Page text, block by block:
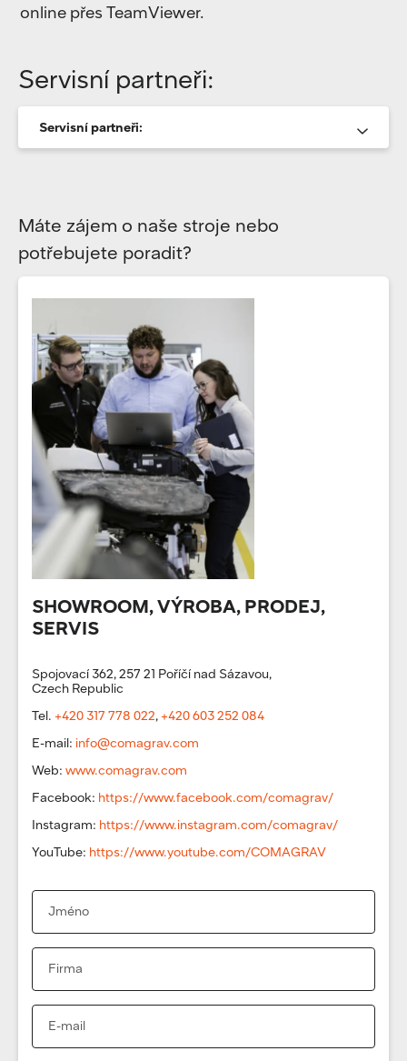
online přes TeamViewer.
Servisní partneři:
Servisní partneři:
Máte zájem o naše stroje nebo
potřebujete poradit?
SHOWROOM, VÝROBA, PRODEJ,
SERVIS
Spojovací 362, 257 21 Poříčí nad Sázavou,
Czech Republic
Tel. +420 317 778 022, +420 603 252 084
E-mail: info@comagrav.com
Web: www.comagrav.com
Facebook: https://www.facebook.com/comagrav/
Instagram: https://www.instagram.com/comagrav/
YouTube: https://www.youtube.com/COMAGRAV